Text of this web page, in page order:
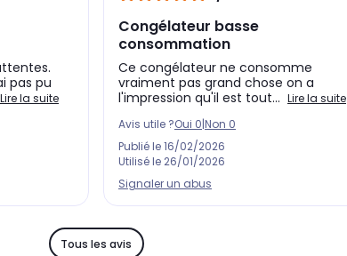
pas pu
Lire la suite
Congélateur basse
consommation
Ce congélateur ne consomme
vraiment pas grand chose on a
l'impression qu'il est tout... Lire la suite
Avis utile ?Oui 0|Non 0
Publié le16/02/2026
Utilisé le 26/01/2026
Signaler un abus
Tous les avis